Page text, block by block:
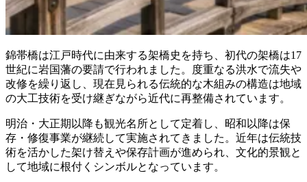
錦帯橋は江戸時代に由来する架橋史を持ち、初代の架橋は17
世紀に岩国藩の要請で行われました。度重なる洪水で流失や
改修を繰り返し、現在見られる伝統的な木組みの構造は地域
の大工技術を受け継ぎながら近代に再整備されています。
明治・大正期以降も観光名所として定着し、昭和以降は保
存・修復事業が継続して実施されてきました。近年は伝統技
術を活かした架け替えや保存計画が進められ、文化的景観と
して地域に根付くシンボルとなっています。